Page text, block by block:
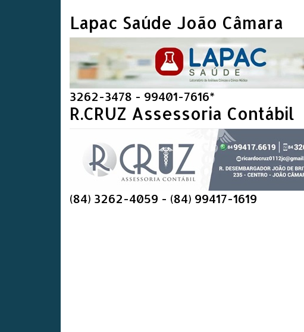
Lapac Saúde João Câmara
3262-3478 - 99401-7616*
R.CRUZ Assessoria Contábil
(84) 3262-4059 - (84) 99417-1619